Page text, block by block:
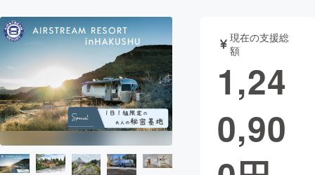
アート・写真 音楽
テクノロジー・ガジェット ゲーム・サ
映像・映画
ビジネス・起業
現在の支援総
額
1,24
0,90